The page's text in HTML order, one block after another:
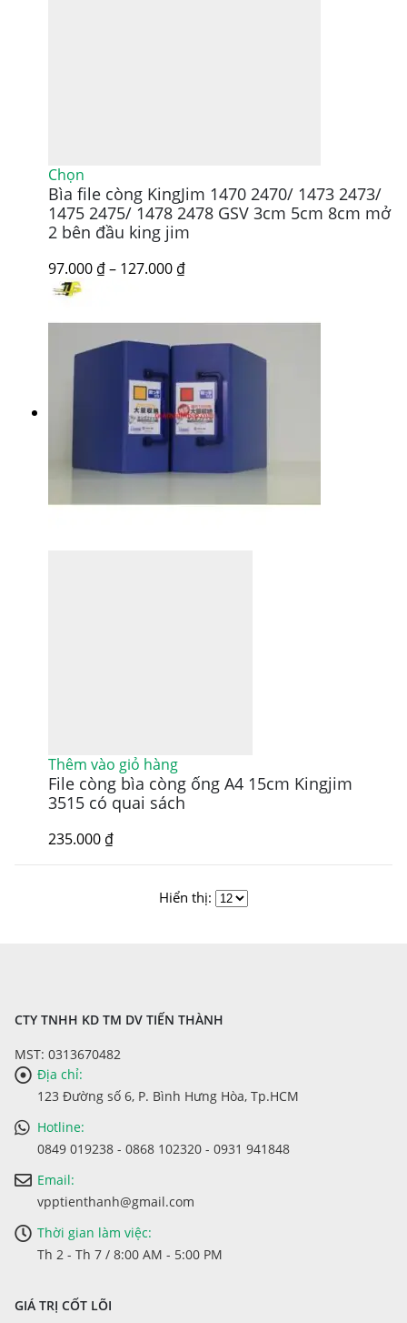
ChọnSản
phẩm
này
có
biến
thể.
tùy
chọn
có
sản
phẩm
Bìa file còng KingJim 1470 2470/ 1473 2473/
1475 2475/ 1478 2478 GSV 3cm 5cm 8cm mở
2 bên đầu king jim
97.000 ₫ – 127.000 ₫Khoảng
97.000 ₫
đến
127.000 ₫
Thêm vào giỏ hàng
File còng bìa còng ống A4 15cm Kingjim
3515 có quai sách
235.000 ₫
Hiển thị:
CTY TNHH KD TM DV TIẾN THÀNH
MST: 0313670482
Địa chỉ:
123 Đường số 6, P. Bình Hưng Hòa, Tp.HCM
Hotline:
0849 019238 - 0868 102320 - 0931 941848
Email:
vpptienthanh@gmail.com
Thời gian làm việc:
Th 2 - Th 7 / 8:00 AM - 5:00 PM
GIÁ TRỊ CỐT LÕI